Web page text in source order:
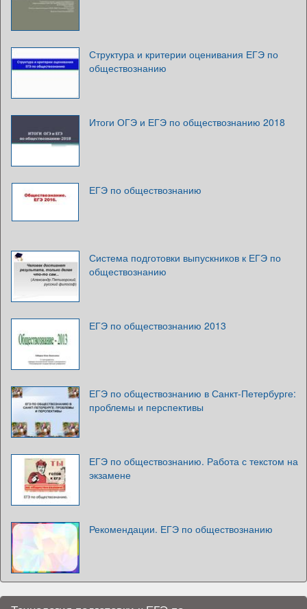
Структура и критерии оценивания ЕГЭ по
обществознанию
Итоги ОГЭ и ЕГЭ по обществознанию 2018
ЕГЭ по обществознанию
Система подготовки выпускников к ЕГЭ по
обществознанию
ЕГЭ по обществознанию 2013
ЕГЭ по обществознанию в Санкт-Петербурге:
проблемы и перспективы
ЕГЭ по обществознанию. Работа с текстом на
экзамене
Рекомендации. ЕГЭ по обществознанию